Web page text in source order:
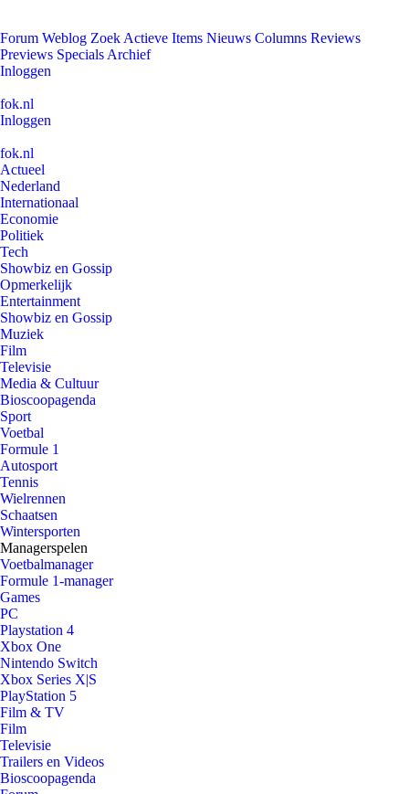
Forum Weblog Zoek Actieve Items Nieuws Columns Reviews
Previews Specials Archief
Inloggen
fok.nl
Inloggen
fok.nl
Actueel
Nederland
Internationaal
Economie
Politiek
Tech
Showbiz en Gossip
Opmerkelijk
Entertainment
Showbiz en Gossip
Muziek
Film
Televisie
Media & Cultuur
Bioscoopagenda
Sport
Voetbal
Formule 1
Autosport
Tennis
Wielrennen
Schaatsen
Wintersporten
Managerspelen
Voetbalmanager
Formule 1-manager
Games
PC
Playstation 4
Xbox One
Nintendo Switch
Xbox Series X|S
PlayStation 5
Film & TV
Film
Televisie
Trailers en Videos
Bioscoopagenda